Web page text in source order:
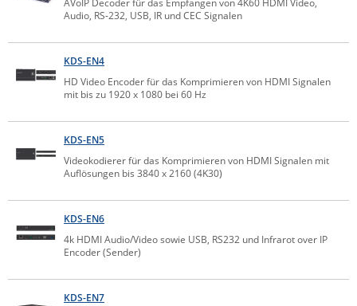
Panorama Antennas
PatchSee
Power Kingdom
Poynting
Riello UPS
Server Technology
SIRIO Antenne
Sunbird
TEKTELIC
AVoIP Decoder für das Empfangen von 4K60 HDMI Video,
Audio, RS-232, USB, IR und CEC Signalen
KDS-EN4
HD Video Encoder für das Komprimieren von HDMI Signalen
mit bis zu 1920 x 1080 bei 60 Hz
KDS-EN5
Videokodierer für das Komprimieren von HDMI Signalen mit
Auflösungen bis 3840 x 2160 (4K30)
KDS-EN6
4k HDMI Audio/Video sowie USB, RS232 und Infrarot over IP
Encoder (Sender)
KDS-EN7